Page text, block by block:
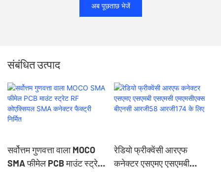
अब पूछताछ भेजें
संबंधित उत्पाद
सर्वोत्तम गुणवत्ता वाला MOCO
SMA फीमेल PCB माउंट स्ट्रेट
रेडियो फ्रीक्वेंसी आरएफ
कनेक्टर एसएमए एसएमबी